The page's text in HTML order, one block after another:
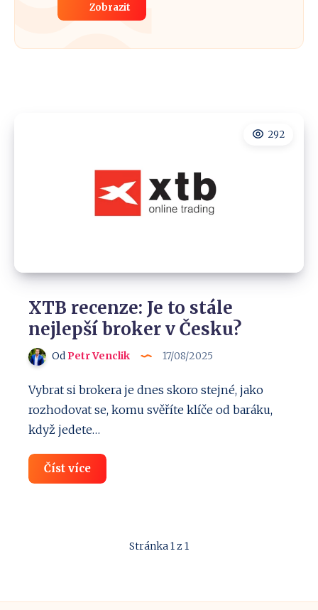
Zobrazit
292
XTB recenze: Je to stále
nejlepší broker v Česku?
Od Petr Venclik 17/08/2025
Vybrat si brokera je dnes skoro stejné, jako
rozhodovat se, komu svěříte klíče od baráku,
když jedete…
Číst víceXTB
recenze:
Stránka 1 z 1